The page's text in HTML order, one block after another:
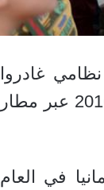
ألمانيا بأن 6000 لاجئ غير نظامي غادروا
ألمانيا بشكل طوعي خلال الأشهر الثلاثة الأولى من العام الحالي 2016 عبر مطار
في العام